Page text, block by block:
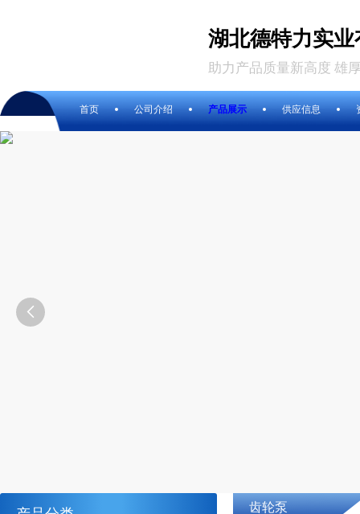
湖北德特力实
助力产品质量新高度 雄
首页 公司介绍 产品展示 供应信息

齿轮泵